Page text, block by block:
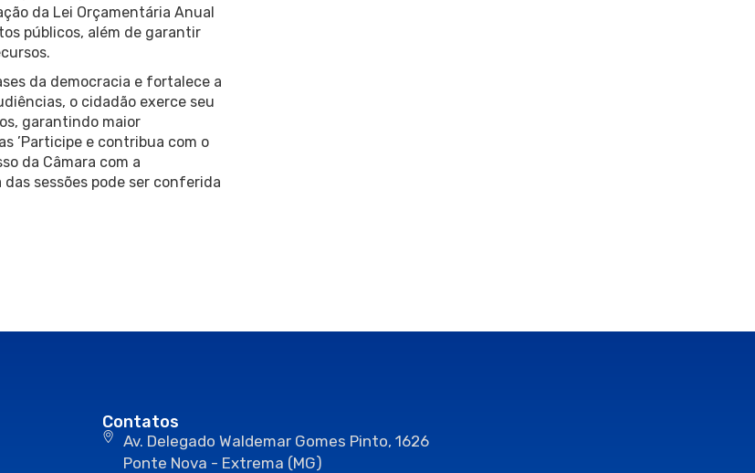
da Lei Orçamentária Anual
públicos, além de garantir
da democracia e fortalece a
o cidadão exerce seu
garantindo maior
’Participe e contribua com o
da Câmara com a
sessões pode ser conferida
Contatos
Av. Delegado Waldemar Gomes Pinto, 1626
Ponte Nova - Extrema (MG)